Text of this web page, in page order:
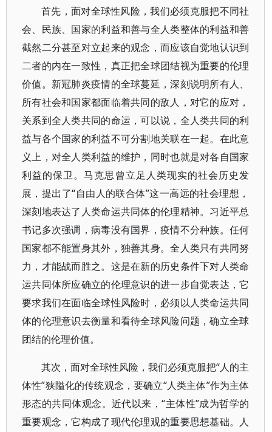
首先，面对全球性风险，我们必须克服把不同社
会、民族、国家的利益和善与全人类整体的利益和善
截然二分甚至对立起来的观念，而应该自觉地认识到
二者的内在一致性，真正把全球团结视为重要的伦理
价值。新冠肺炎疫情的全球蔓延，深刻说明所有人、
所有社会和国家都面临着共同的敌人，对它的应对，
关系到全人类共同的命运，可以说，全人类共同的利
益与各个国家的利益不可分割地关联在一起。在此意
义上，对全人类利益的维护，同时也就是对各自国家
利益的保卫。马克思曾立足人类现实的社会历史发
展，提出了“自由人的联合体”这一高远的社会理想，
深刻地表达了人类命运共同体的伦理精神。习近平总
书记多次强调，病毒没有国界，疫情不分种族。任何
国家都不能置身其外，独善其身。全人类只有共同努
力，才能战而胜之。这是在新的历史条件下对人类命
运共同体所应确立的伦理意识的进一步自觉表达，它
要求我们在面临全球性风险时，必须以人类命运共同
体的伦理意识去衡量和看待全球风险问题，确立全球
团结的伦理价值。
其次，面对全球性风险，我们必须克服把“人的主
体性”狭隘化的传统观念，要确立“人类主体”作为主体
形态的共同体观念。近代以来，“主体性”成为哲学的
重要观念，它构成了现代伦理观的重要思想基础。人